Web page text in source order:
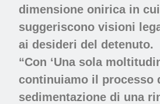
dimensione onirica in
suggeriscono visioni
ai desideri del detenuto.
“Con ‘Una sola
continuiamo il processo
sedimentazione di una